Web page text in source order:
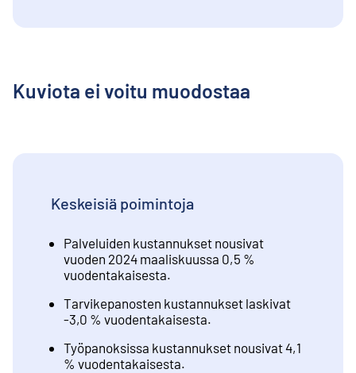
Kuviota ei voitu muodostaa
Keskeisiä poimintoja
Palveluiden kustannukset nousivat
vuoden 2024 maaliskuussa 0,5 %
vuodentakaisesta.
Tarvikepanosten kustannukset laskivat
-3,0 % vuodentakaisesta.
Työpanoksissa kustannukset nousivat 4,1
% vuodentakaisesta.